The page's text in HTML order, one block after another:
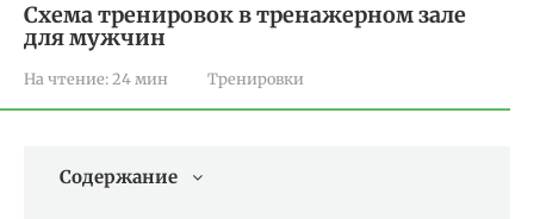
Схема тренировок в тренажерном зале
для мужчин
На чтение: 24 мин Тренировки
Содержание